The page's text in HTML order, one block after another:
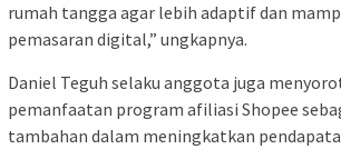
rumah tangga agar lebih adaptif dan
pemasaran digital,” ungkapnya.
Daniel Teguh selaku anggota juga
pemanfaatan program afiliasi Shopee
tambahan dalam meningkatkan